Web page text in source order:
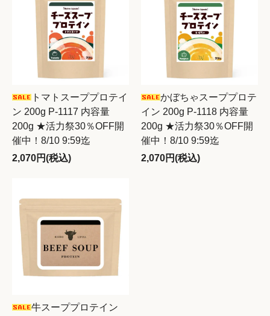
トマトスーププロテイ
ン 200g P-1117 内容量
200g ★活力祭30％OFF開
催中！8/10 9:59迄
2,070円(税込)
かぼちゃスーププロテ
イン 200g P-1118 内容量
200g ★活力祭30％OFF開
催中！8/10 9:59迄
2,070円(税込)
牛スーププロテイン